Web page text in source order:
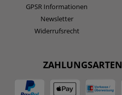
GPSR Informationen
Newsletter
Widerrufsrecht
ZAHLUNGSARTEN